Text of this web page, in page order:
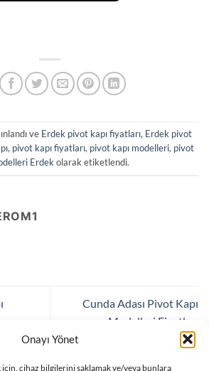
Onayı Yönet
cihaz bilgilerini saklamak ve/veya bunlara
ve Erdek pivot kapı fiyatları, Erdek pivot
, pivot kapı fiyatları, pivot kapı modelleri, pivot
Erdekolarak etiketlendi.
Cunda Adası Pivot Kapı
Modelleri Fiyatları